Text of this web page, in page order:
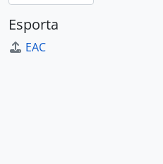
Esporta
EAC